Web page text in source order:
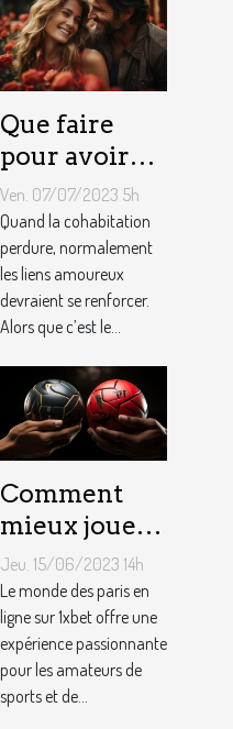
Que faire
pour avoir
toujours la
vie rose en
couple ?
Ven. 07/07/2023 5h
Quand la cohabitation
perdure, normalement
les liens amoureux
devraient se renforcer.
Alors que c’est le...
Comment
mieux jouer
pour gagner
au jeu
1XBET ?
Jeu. 15/06/2023 14h
Le monde des paris en
ligne sur 1xbet offre une
expérience passionnante
pour les amateurs de
sports et de...